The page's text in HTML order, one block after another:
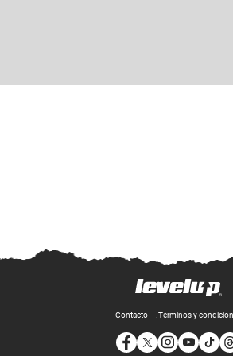
Contacto Términos y
Opens in new
Opens in new
Opens in
Opens